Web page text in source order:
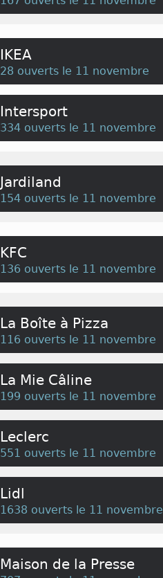
IKEA
28 ouverts le 11 novembre
Intersport
334 ouverts le 11 novembre
Jardiland
154 ouverts le 11 novembre
KFC
136 ouverts le 11 novembre
La Boîte à Pizza
116 ouverts le 11 novembre
La Mie Câline
199 ouverts le 11 novembre
Leclerc
551 ouverts le 11 novembre
Lidl
1638 ouverts le 11 novembre
Maison de la Presse